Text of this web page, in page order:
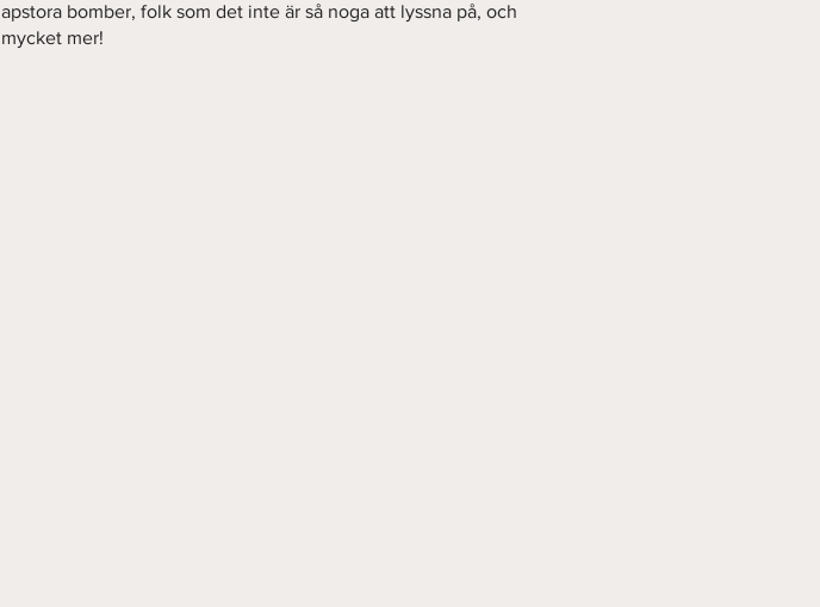
apstora bomber, folk som det inte är så noga att lyssna på, och
mycket mer!